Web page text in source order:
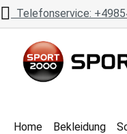
Hauptinhalt springen
Zur Suche springen
Zur Hauptnavigation
Telefonservice:
Home Bekleidung